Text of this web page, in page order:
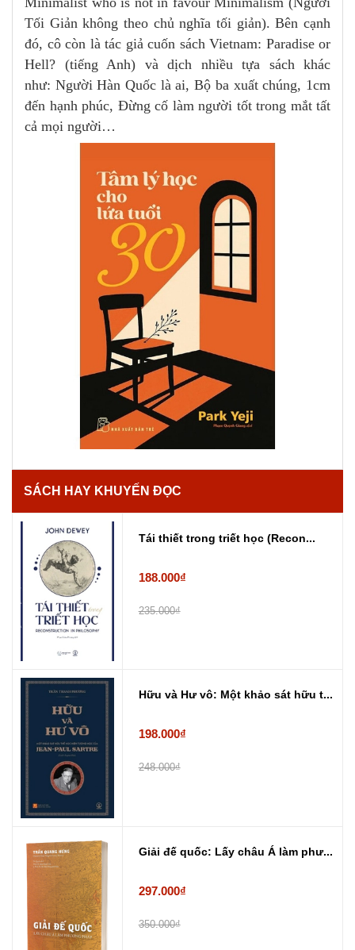
Tối Giản không theo chủ nghĩa tối giản). Bên cạnh
đó, cô còn là tác giả cuốn sách Vietnam: Paradise or
Hell? (tiếng Anh) và dịch nhiều tựa sách khác
như: Người Hàn Quốc là ai, Bộ ba xuất chúng, 1cm
đến hạnh phúc, Đừng cố làm người tốt trong mắt tất
cả mọi người…
SÁCH HAY KHUYẾN ĐỌC
Tái thiết trong triết học (Recon...
188.000₫
235.000₫
Hữu và Hư vô: Một khảo sát hữu t...
198.000₫
248.000₫
Giải đế quốc: Lấy châu Á làm phư...
297.000₫
350.000₫